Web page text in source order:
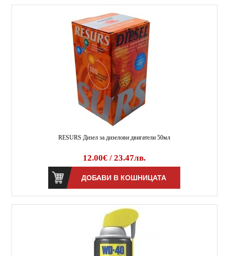
RESURS Дизел за дизелови двигатели 50мл
12.00€ / 23.47лв.